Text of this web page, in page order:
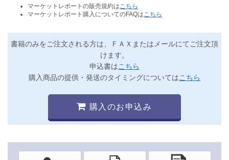
マーケットレポートの販売規約は こちら
マーケットレポート購入についてのFAQは こちら
書籍のみをご注文される方は、ＦＡＸまたはメールにてご注文頂
けます。
申込書はこちら
購入商品の提供・発送のタイミングについてはこちら
購入のお申込み